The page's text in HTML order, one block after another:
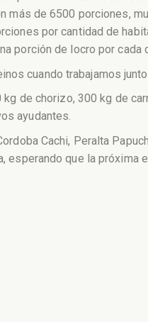
de 6500 porciones,
por cantidad de
porción de locro por cada
cuando trabajamos
de chorizo, 300 kg de
ayudantes.
Cachi, Peralta
que la próxima